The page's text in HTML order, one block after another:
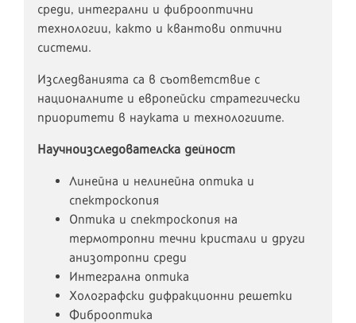
среди, интегрални и фиброоптични
технологии, както и квантови оптични
системи.
Изследванията са в съответствие с
националните и европейски стратегически
приоритети в науката и технологиите.
Научноизследователска дейност
Линейна и нелинейна оптика и
спектроскопия
Оптика и спектроскопия на
термотропни течни кристали и други
анизотропни среди
Интегрална оптика
Холографски дифракционни решетки
Фиброоптика